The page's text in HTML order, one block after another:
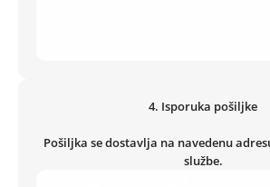
4. Isporuka pošiljke
Pošiljka se dostavlja na navedenu
službe.